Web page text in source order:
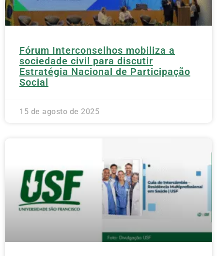
Fórum Interconselhos mobiliza a
sociedade civil para discutir
Estratégia Nacional de Participação
Social
15 de agosto de 2025